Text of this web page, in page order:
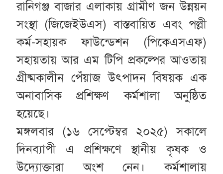
রানিগঞ্জ বাজার এলাকায় গ্রামীণ জন উন্নয়ন
সংস্থা (জিজেইউএস) বাস্তবায়িত এবং পল্লী
কর্ম-সহায়ক ফাউন্ডেশন (পিকেএসএফ)
সহায়তায় আর এম টিপি প্রকল্পের আওতায়
গ্রীষ্মকালীন পেঁয়াজ উৎপাদন বিষয়ক এক
অনাবাসিক প্রশিক্ষণ কর্মশালা অনুষ্ঠিত
হয়েছে।
মঙ্গলবার (১৬ সেপ্টেম্বর ২০২৫) সকালে
দিনব্যাপী এ প্রশিক্ষণে স্থানীয় কৃষক ও
উদ্যোক্তারা অংশ নেন। কর্মশালায়